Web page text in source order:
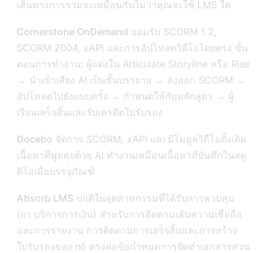
เส้นทางการรวมจะเหมือนกันไม่ว่าคุณจะใช้ LMS ใด
Cornerstone OnDemand ยอมรับ SCORM 1.2,
SCORM 2004, xAPI และการอัปโหลดวิดีโอโดยตรง ขั้น
ตอนการทำงาน: ผู้แต่งใน Articulate Storyline หรือ Rise
→ นำเข้าเสียง AI เป็นชั้นบรรยาย → ส่งออก SCORM →
อัปโหลดไปยังแบบครั้ง → กำหนดให้กับหลักสูตร → ผู้
เรียนเสร็จสิ้นและรับเครดิตใบรับรอง
Docebo จัดการ SCORM, xAPI และมีโมดูลวิดีโอดั้งเดิม
เนื้อหาที่พูดคุยด้วย AI ทำงานเหมือนเนื้อหาที่บันทึกในสตู
ดิโอเมื่อบรรจุภัณฑ์
Absorb LMS ปกติในอุตสาหกรรมที่ได้รับการควบคุม
(ยา บริการการเงิน) สำหรับการติดตามเส้นความเชื่อถือ
และการรายงาน การติดตามการเสร็จสิ้นและการสร้าง
ใบรับรองของ nó ตรงต่อข้อกำหนดการจัดทำเอกสารส่วน